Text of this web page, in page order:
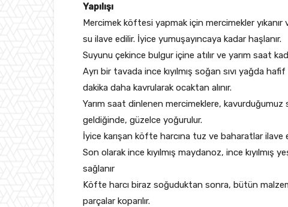
Yapılışı
Mercimek köftesi yapmak için mercimekler
su ilave edilir. İyice yumuşayıncaya kadar haşlanır.
Suyunu çekince bulgur içine atılır ve yarım saat
Ayrı bir tavada ince kıyılmış soğan sıvı yağda
dakika daha kavrularak ocaktan alınır.
Yarım saat dinlenen mercimeklere, kavurduğumuz
geldiğinde, güzelce yoğurulur.
İyice karışan köfte harcına tuz ve baharatlar ilave
Son olarak ince kıyılmış maydanoz, ince kıyılmış
sağlanır
Köfte harcı biraz soğuduktan sonra, bütün
parçalar koparılır.